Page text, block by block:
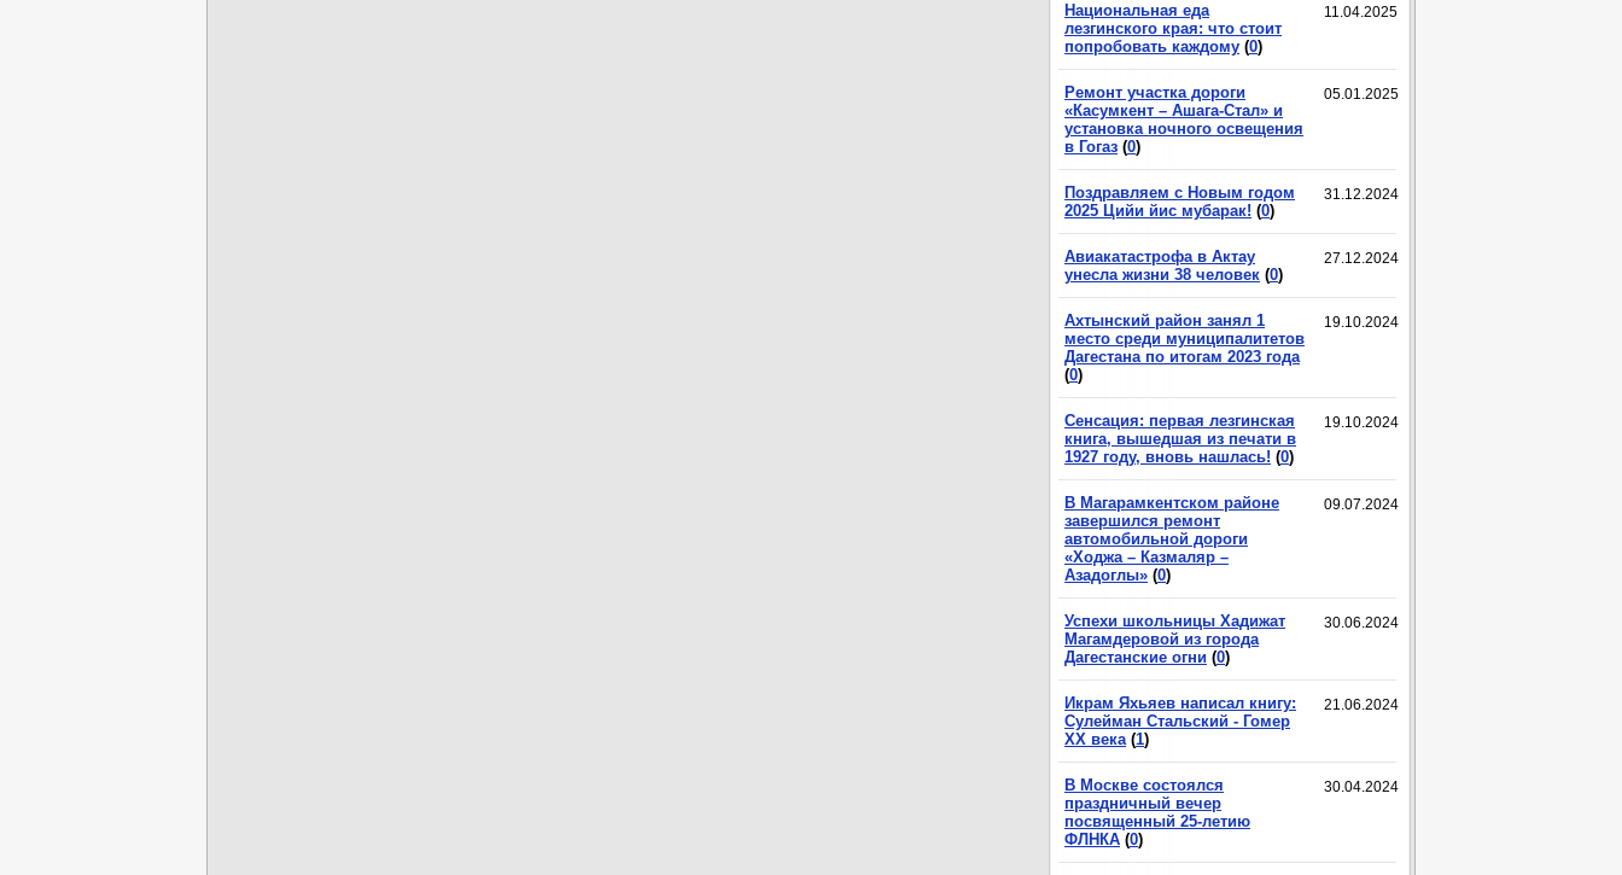
11.04.2025
Национальная еда
лезгинского края: что стоит
попробовать каждому (0)
05.01.2025
Ремонт участка дороги
«Касумкент – Ашага-Стал» и
установка ночного освещения
в Гогаз (0)
31.12.2024
Поздравляем с Новым годом
2025 Цийи йис мубарак! (0)
27.12.2024
Авиакатастрофа в Актау
унесла жизни 38 человек (0)
19.10.2024
Ахтынский район занял 1
место среди муниципалитетов
Дагестана по итогам 2023 года
(0)
19.10.2024
Сенсация: первая лезгинская
книга, вышедшая из печати в
1927 году, вновь нашлась! (0)
09.07.2024
В Магарамкентском районе
завершился ремонт
автомобильной дороги
«Ходжа – Казмаляр –
Азадоглы» (0)
30.06.2024
Успехи школьницы Хадижат
Магамдеровой из города
Дагестанские огни (0)
21.06.2024
Икрам Яхьяев написал книгу:
Сулейман Стальский - Гомер
XX века (1)
30.04.2024
В Москве состоялся
праздничный вечер
посвященный 25-летию
ФЛНКА (0)